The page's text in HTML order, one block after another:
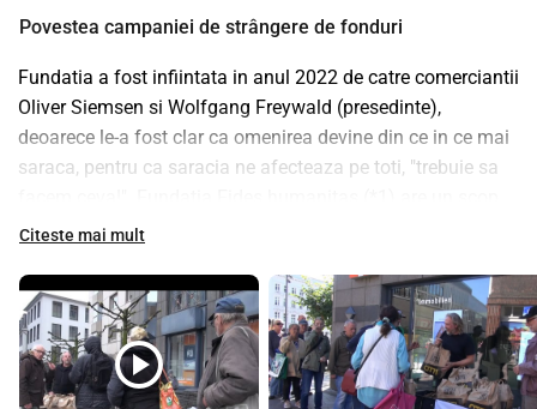
Povestea campaniei de strângere de fonduri
Fundatia a fost infiintata in anul 2022 de catre comerciantii
Oliver Siemsen si Wolfgang Freywald (presedinte),
deoarece le-a fost clar ca omenirea devine din ce in ce mai
saraca, pentru ca saracia ne afecteaza pe toti, "trebuie sa
crestin umanitar, "de a ameliora suferintele oamenilor!".
personalitate juridica.
Oliver Siemsen, fondator: "Este important pentru mine sa
fac ceva bun pentru oameni, deoarece nu numai financiar
am primit multe daruri de la DUMNEZEU, ci si in general, si
Citeste mai mult
play_circle